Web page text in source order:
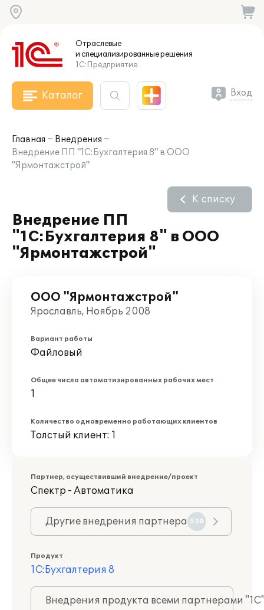
Отраслевые
и специализированныерешения
1С:Предприятие
Каталог Вход
Главная
Внедрения
Внедрение ПП "1С:Бухгалтерия 8" в ООО
"Ярмонтажстрой"
Внедрение ПП
"1С:Бухгалтерия 8" в ООО
"Ярмонтажстрой"
К списку
ООО "Ярмонтажстрой"
Ярославль, Ноябрь 2008
Вариант работы
Файловый
Общее число автоматизированных рабочих мест
1
Количество одновременно работающих клиентов
Толстый клиент: 1
Партнер, осуществивший внедрение/проект
Спектр - Автоматика
Другие внедрения партнера 530
Продукт
1С:Бухгалтерия 8
Внедрения продукта всеми партнерами